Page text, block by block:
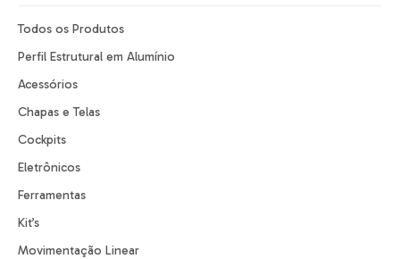
Todos os Produtos
Perfil Estrutural em Alumínio
Acessórios
Chapas e Telas
Cockpits
Eletrônicos
Ferramentas
Kit’s
Movimentação Linear